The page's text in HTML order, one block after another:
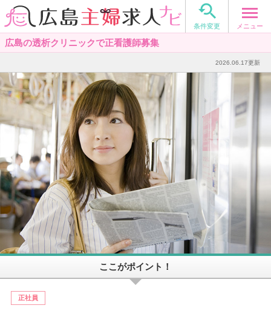

条件変更 メニュー
広島の透析クリニックで正看護師募集
2026.06.17更新
ここがポイント！
正社員